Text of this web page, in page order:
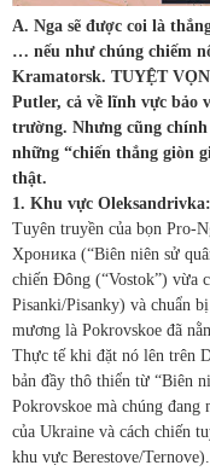
A. Nga sẽ được coi là
… nếu như chúng chiếm
Kramatorsk. TUYỆT
Putler, cả về lĩnh vực bảo
trường. Nhưng cũng
những “chiến thắng giòn
thật.
1. Khu vực Oleksandrivka:
Tuyên truyền của bọn Pro-
Хроника (“Biên niên sử
chiến Đông (“Vostok”) vừa
Pisanki/Pisanky) và chuẩn
mương là Pokrovskoe đã
Thực tế khi đặt nó lên trên
bản đầy thô thiển từ “Biên
Pokrovskoe mà chúng đang
của Ukraine và cách chiến
khu vực Berestove/Ternove).